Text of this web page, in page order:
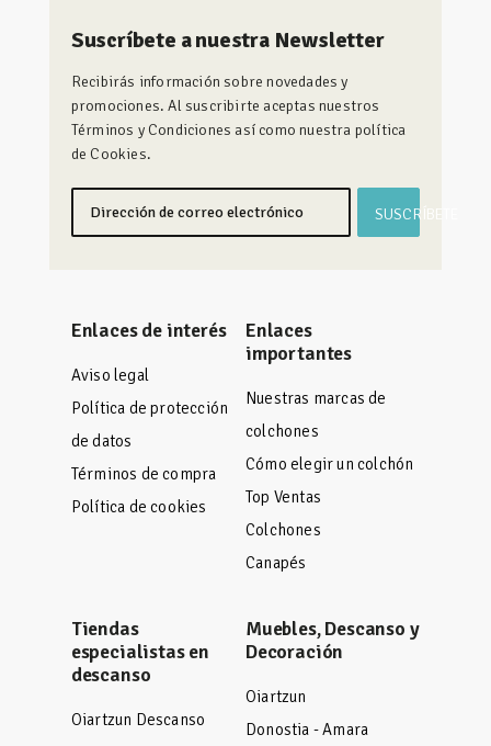
Suscríbete a nuestra Newsletter
Recibirás información sobre novedades y
promociones. Al suscribirte aceptas nuestros
Términos y Condiciones así como nuestra política
de Cookies.
SUSCRÍBETE
Enlaces de interés
Aviso legal
Política de protección
de datos
Términos de compra
Política de cookies
Enlaces
importantes
Nuestras marcas de
colchones
Cómo elegir un colchón
Top Ventas
Colchones
Canapés
Tiendas
especialistas en
descanso
Oiartzun Descanso
Muebles, Descanso y
Decoración
Oiartzun
Donostia - Amara